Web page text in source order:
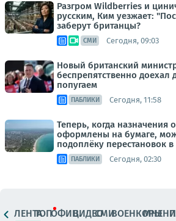
Разгром Wildberries и
русским, Ким уезжает:
заберут британцы?
СМИ Сегодня, 09:03
Новый британский
беспрепятственно доехал
попугаем
ПАБЛИКИ Сегодня, 11:58
Теперь, когда назначения
оформлены на бумаге,
подоплёку перестановок
ПАБЛИКИ Сегодня, 02:30
ЛЕНТАТОПОФИЦ.ВИДЕОСМИВОЕНКОРЫ